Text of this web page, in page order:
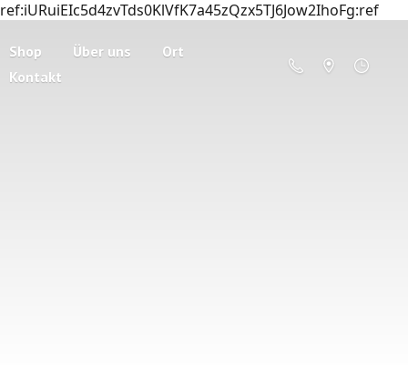
ref:iURuiEIc5d4zvTds0KlVfK7a45zQzx5TJ6Jow2IhoFg:ref
Shop Über uns
Ort
Kontakt